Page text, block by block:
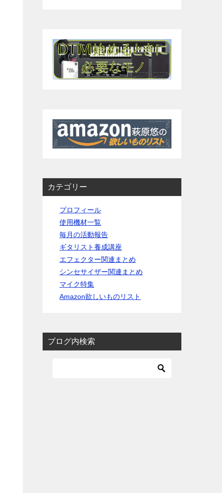
カテゴリー
プロフィール
使用機材一覧
毎月の活動報告
ギタリスト養成講座
エフェクター関連まとめ
シンセサイザー関連まとめ
マイク特集
Amazon欲しいものリスト
ブログ内検索